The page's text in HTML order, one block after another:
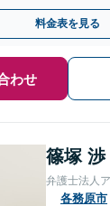
料金表を見る
わせ
篠塚 渉
弁護士法人
各務原市